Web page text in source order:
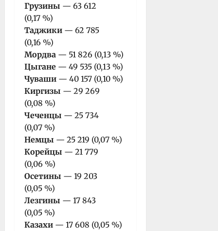
Грузины — 63 612
(0,17 %)
Таджики — 62 785
(0,16 %)
Мордва — 51 826 (0,13 %)
Цыгане — 49 535 (0,13 %)
Чуваши — 40 157 (0,10 %)
Киргизы — 29 269
(0,08 %)
Чеченцы — 25 734
(0,07 %)
Немцы — 25 219 (0,07 %)
Корейцы — 21 779
(0,06 %)
Осетины — 19 203
(0,05 %)
Лезгины — 17 843
(0,05 %)
Казахи — 17 608 (0,05 %)